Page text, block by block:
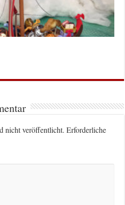
nicht veröffentlicht. Erforderliche